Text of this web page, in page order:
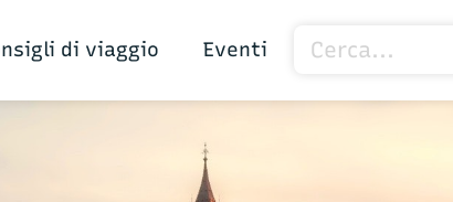
di viaggio Eventi